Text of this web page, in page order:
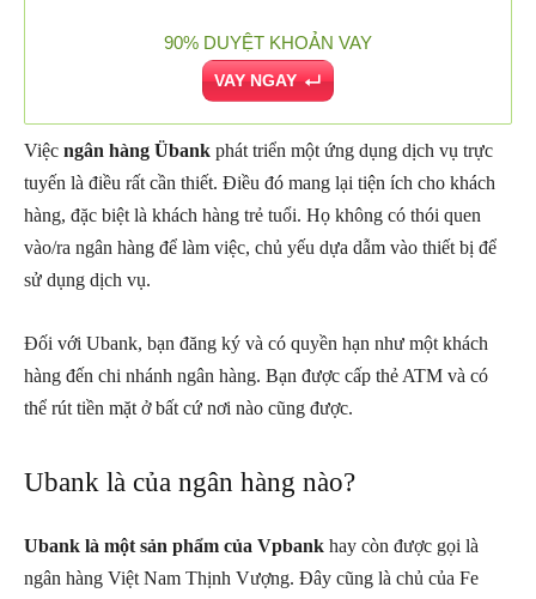
90% DUYỆT KHOẢN VAY
VAY NGAY
Việc ngân hàng Übank phát triển một ứng dụng dịch vụ trực
tuyến là điều rất cần thiết. Điều đó mang lại tiện ích cho khách
hàng, đặc biệt là khách hàng trẻ tuổi. Họ không có thói quen
vào/ra ngân hàng để làm việc, chủ yếu dựa dẫm vào thiết bị để
sử dụng dịch vụ.
Đối với Ubank, bạn đăng ký và có quyền hạn như một khách
hàng đến chi nhánh ngân hàng. Bạn được cấp thẻ ATM và có
thể rút tiền mặt ở bất cứ nơi nào cũng được.
Ubank là của ngân hàng nào?
Ubank là một sản phẩm của Vpbank hay còn được gọi là
ngân hàng Việt Nam Thịnh Vượng. Đây cũng là chủ của Fe